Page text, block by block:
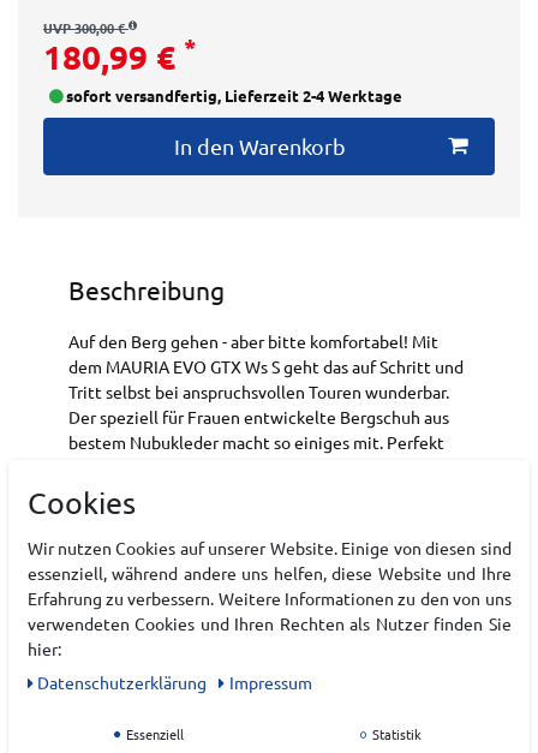
UVP 300,00 €
180,99 € *
sofort versandfertig, Lieferzeit 2-4 Werktage
In den Warenkorb
Beschreibung
Auf den Berg gehen - aber bitte komfortabel! Mit
dem MAURIA EVO GTX Ws S geht das auf Schritt und
Tritt selbst bei anspruchsvollen Touren wunderbar.
Der speziell für Frauen entwickelte Bergschuh aus
bestem Nubukleder macht so einiges mit. Perfekt
Komfort und ist perfekt abgestimmt auf die
weibliche Anatomie. So sorgt die Bi-Density-Sohle
durch einen weicheren Teileinsatz im Fersen- und
Vorfußbereich für ein gewisses Plus an Dämpfung,
während der restliche Sohlenbereich dank des
härteren Einsatzes für die nötige Stabilität sorgt.
Innenfutter verarbeitet.
Art.-ID: 22201974
Cookies
Wir nutzen Cookies auf unserer Website. Einige von diesen sind
essenziell, während andere uns helfen, diese Website und Ihre
Erfahrung zu verbessern. Weitere Informationen zu den von uns
verwendeten Cookies und Ihren Rechten als Nutzer finden Sie
hier:
Daten­schutz­erklärung
Impressum
Essenziell
Statistik